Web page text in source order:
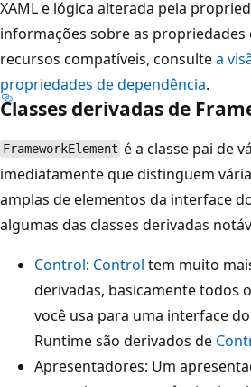
XAML e lógica alterada pela
informações sobre as propriedades
recursos compatíveis, consultea
propriedades de dependência.
Classes derivadas de
FrameworkElement é a classe pai de
imediatamente que distinguem
amplas de elementos da interface
algumas das classes derivadas
Control: Control tem muito
derivadas, basicamente todos
você usa para uma interface
Runtime são derivados de
Apresentadores: Um